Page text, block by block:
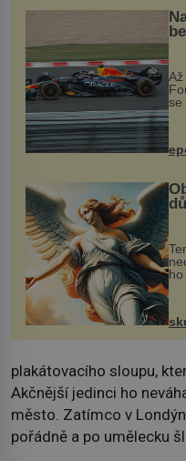
se
na
ho
plakátovacího sloupu,
Akčnější jedinci ho
město. Zatímco v
pořádně a po umělecku